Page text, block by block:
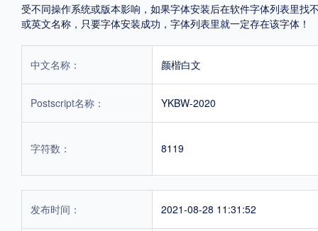
POP字体下载 字库打包下载 海报素材下载
字体新闻 字体文章 字体程序
受不同操作系统或版本影响，如果字体安装后在软件字体列表里
或英文名称，只要字体安装成功，字体列表里就一定存在该字体！
中文名称： 颜楷白文
Postscript名称： YKBW-2020
字符数： 8119
发布时间： 2021-08-28 11:31:52